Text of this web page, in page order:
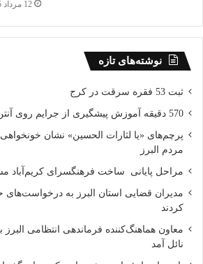
12 مرداد 1405
نوشته‌های تازه
ثبت 53 فقره سرقت در کرج
570 دقیقه آموزش پیشگیری از جرایم روی آنتن صداوسیمای البرز
پرچم‌های «یا لثارات الحسین» نشان
مردم البرز
مراحل پایانی ساخت فرهنگسرای
کردند
معاون هماهنگ‌کننده فرماندهی انتظامی
نائل آمد